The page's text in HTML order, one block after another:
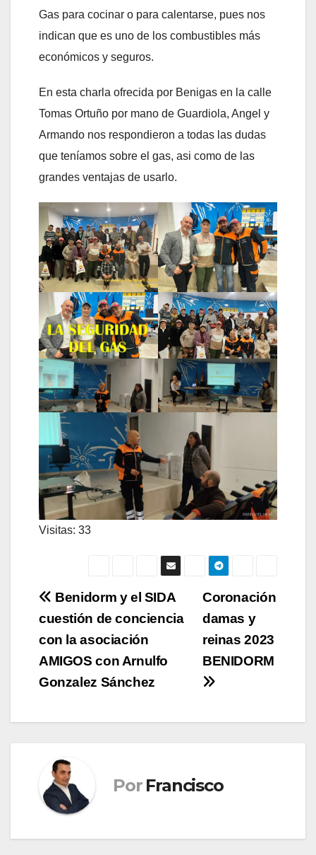
Gas para cocinar o para calentarse, pues nos
indican que es uno de los combustibles más
económicos y seguros.
En esta charla ofrecida por Benigas en la calle
Tomas Ortuño por mano de Guardiola, Angel y
Armando nos respondieron a todas las dudas
que teníamos sobre el gas, asi como de las
grandes ventajas de usarlo.
Visitas: 33
Navegación
de
entradas
Coronación
damas y
reinas 2023
BENIDORM
Benidorm y el SIDA
cuestión de conciencia
con la asociación
AMIGOS con Arnulfo
Gonzalez Sánchez
Por Francisco